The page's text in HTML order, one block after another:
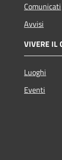
Comunicati
Avvisi
VIVERE IL
Luoghi
Eventi